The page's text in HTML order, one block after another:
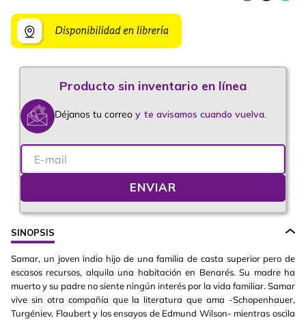
Déjanos tu correo y te avisamos cuando vuelva.
ENVIAR
SINOPSIS
Samar, un joven indio hijo de una familia de casta superior pero de
escasos recursos, alquila una habitación en Benarés. Su madre ha
muerto y su padre no siente ningún interés por la vida familiar. Samar
vive sin otra compañía que la literatura que ama -Schopenhauer,
Turgéniev, Flaubert y los ensayos de Edmund Wilson- mientras oscila